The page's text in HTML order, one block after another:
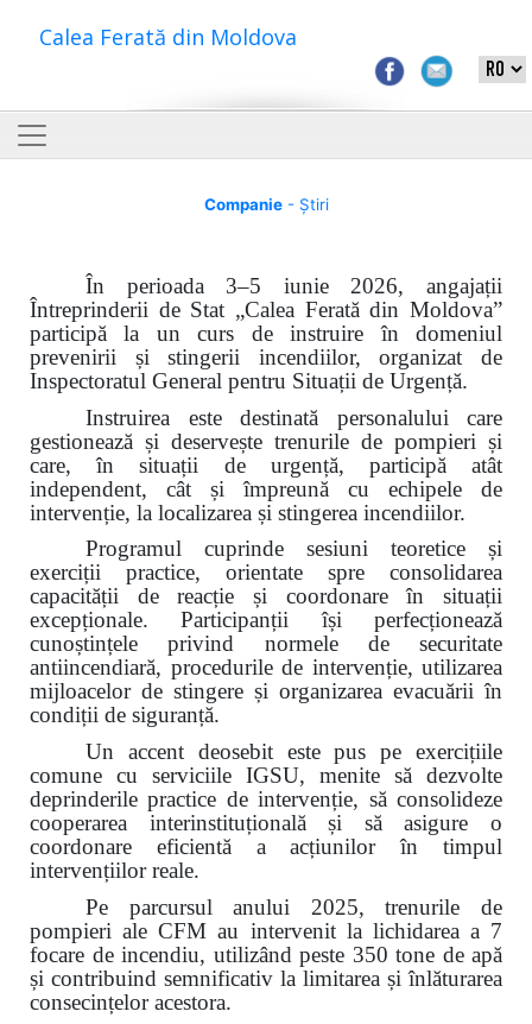
Calea Ferată din Moldova
Companie- Știri
În perioada 3–5 iunie 2026, angajații
Întreprinderii de Stat „Calea Ferată din Moldova”
participă la un curs de instruire în domeniul
prevenirii și stingerii incendiilor, organizat de
Inspectoratul General pentru Situații de Urgență.
Instruirea este destinată personalului care
gestionează și deservește trenurile de pompieri și
care, în situații de urgență, participă atât
independent, cât și împreună cu echipele de
intervenție, la localizarea și stingerea incendiilor.
Programul cuprinde sesiuni teoretice și
exerciții practice, orientate spre consolidarea
capacității de reacție și coordonare în situații
excepționale. Participanții își perfecționează
cunoștințele privind normele de securitate
antiincendiară, procedurile de intervenție, utilizarea
mijloacelor de stingere și organizarea evacuării în
condiții de siguranță.
Un accent deosebit este pus pe exercițiile
comune cu serviciile IGSU, menite să dezvolte
deprinderile practice de intervenție, să consolideze
cooperarea interinstituțională și să asigure o
coordonare eficientă a acțiunilor în timpul
intervențiilor reale.
Pe parcursul anului 2025, trenurile de
pompieri ale CFM au intervenit la lichidarea a 7
focare de incendiu, utilizând peste 350 tone de apă
și contribuind semnificativ la limitarea și înlăturarea
consecințelor acestora.